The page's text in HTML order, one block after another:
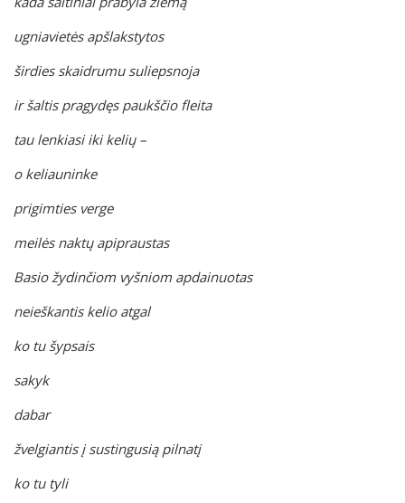
ugniavietės apšlakstytos
širdies skaidrumu suliepsnoja
ir šaltis pragydęs paukščio fleita
tau lenkiasi iki kelių –
o keliauninke
prigimties verge
meilės naktų apipraustas
Basio žydinčiom vyšniom apdainuotas
neieškantis kelio atgal
ko tu šypsais
sakyk
dabar
žvelgiantis į sustingusią pilnatį
ko tu tyli